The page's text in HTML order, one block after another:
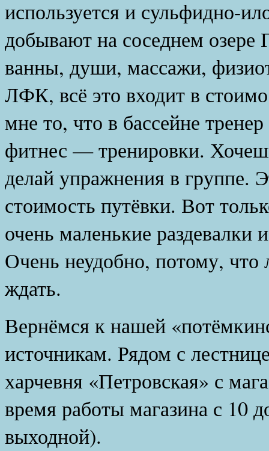
используется и сульфидно-
добывают на соседнем озере
ванны, души, массажи,
ЛФК, всё это входит в
мне то, что в бассейне
фитнес — тренировки.
делай упражнения в группе.
стоимость путёвки. Вот
очень маленькие раздевалки
Очень неудобно, потому,
ждать.
Вернёмся к нашей
источникам. Рядом с
харчевня «Петровская» с
время работы магазина с 10
выходной).